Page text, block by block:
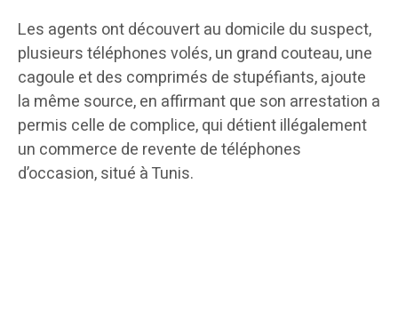
Les agents ont découvert au domicile du suspect,
plusieurs téléphones volés, un grand couteau, une
cagoule et des comprimés de stupéfiants, ajoute
la même source, en affirmant que son arrestation a
permis celle de complice, qui détient illégalement
un commerce de revente de téléphones
d’occasion, situé à Tunis.